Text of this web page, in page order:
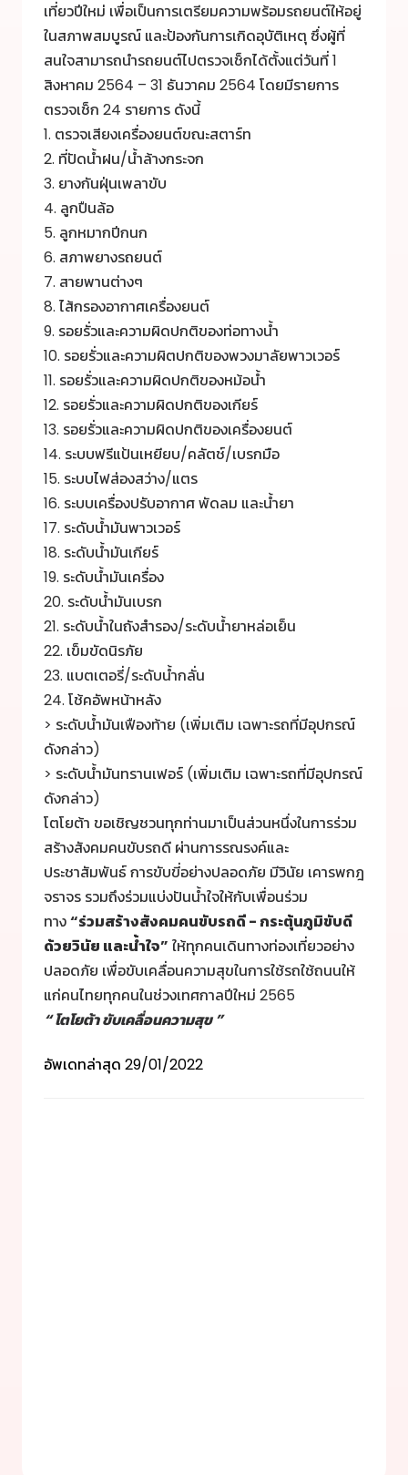
เที่ยวปีใหม่ เพื่อเป็นการเตรียมความพร้อมรถยนต์ให้อยู่
ในสภาพสมบูรณ์ และป้องกันการเกิดอุบัติเหตุ ซึ่งผู้ที่
สนใจสามารถนำรถยนต์ไปตรวจเช็กได้ตั้งแต่วันที่ 1
สิงหาคม 2564 – 31 ธันวาคม 2564 โดยมีรายการ
ตรวจเช็ก 24 รายการ ดังนี้
1. ตรวจเสียงเครื่องยนต์ขณะสตาร์ท
2. ที่ปัดน้ำฝน/น้ำล้างกระจก
3. ยางกันฝุ่นเพลาขับ
4. ลูกปืนล้อ
5. ลูกหมากปีกนก
6. สภาพยางรถยนต์
7. สายพานต่างๆ
8. ไส้กรองอากาศเครื่องยนต์
9. รอยรั่วและความผิดปกติของท่อทางน้ำ
10. รอยรั่วและความผิตปกติของพวงมาลัยพาวเวอร์
11. รอยรั่วและความผิดปกติของหม้อน้ำ
12. รอยรั่วและความผิดปกติของเกียร์
13. รอยรั่วและความผิดปกติของเครื่องยนต์
14. ระบบฟรีแป้นเหยียบ/คลัตช์/เบรกมือ
15. ระบบไฟส่องสว่าง/แตร
16. ระบบเครื่องปรับอากาศ พัดลม และน้ำยา
17. ระดับน้ำมันพาวเวอร์
18. ระดับน้ำมันเกียร์
19. ระดับน้ำมันเครื่อง
20. ระดับน้ำมันเบรก
21. ระดับน้ำในถังสำรอง/ระดับน้ำยาหล่อเย็น
22. เข็มขัดนิรภัย
23. แบตเตอรี่/ระดับน้ำกลั่น
24. โช้คอัพหน้าหลัง
> ระดับน้ำมันเฟืองท้าย (เพิ่มเติม เฉพาะรถที่มีอุปกรณ์
ดังกล่าว)
> ระดับน้ำมันทรานเฟอร์ (เพิ่มเติม เฉพาะรถที่มีอุปกรณ์
ดังกล่าว)
โตโยต้า ขอเชิญชวนทุกท่านมาเป็นส่วนหนึ่งในการร่วม
สร้างสังคมคนขับรถดี ผ่านการรณรงค์และ
ประชาสัมพันธ์ การขับขี่อย่างปลอดภัย มีวินัย เคารพกฎ
จราจร รวมถึงร่วมแบ่งปันน้ำใจให้กับเพื่อนร่วม
ทาง“ร่วมสร้างสังคมคนขับรถดี - กระตุ้นภูมิขับดี
ด้วยวินัย และน้ำใจ” ให้ทุกคนเดินทางท่องเที่ยวอย่าง
ปลอดภัย เพื่อขับเคลื่อนความสุขในการใช้รถใช้ถนนให้
แก่คนไทยทุกคนในช่วงเทศกาลปีใหม่ 2565
“ โตโยต้า ขับเคลื่อนความสุข ”
อัพเดทล่าสุด 29/01/2022